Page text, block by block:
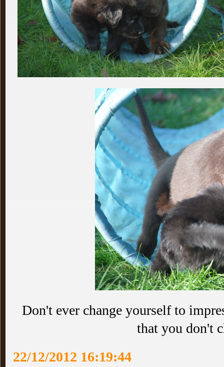
Don't ever change yourself to
that you don't
22/12/2012 16:19:44